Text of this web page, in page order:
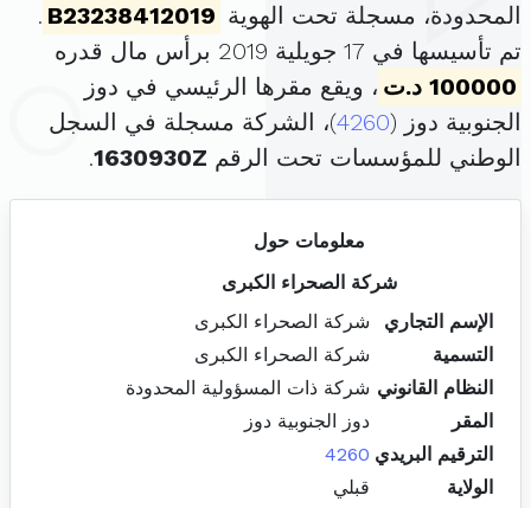
المحدودة، مسجلة تحت الهوية B23238412019
.
تم تأسيسها في 17 جويلية 2019 برأس مال قدره
100000 د.ت
، ويقع مقرها الرئيسي في دوز
الجنوبية دوز (4260)، الشركة مسجلة في السجل
الوطني للمؤسسات تحت الرقم 1630930Z
.
معلومات حول
شركة الصحراء الكبرى
الإسم التجاري
شركة الصحراء الكبرى
التسمية
شركة الصحراء الكبرى
النظام القانوني شركة ذات المسؤولية المحدودة
المقر
دوز الجنوبية دوز
الترقيم البريدي 4260
الولاية
قبلي